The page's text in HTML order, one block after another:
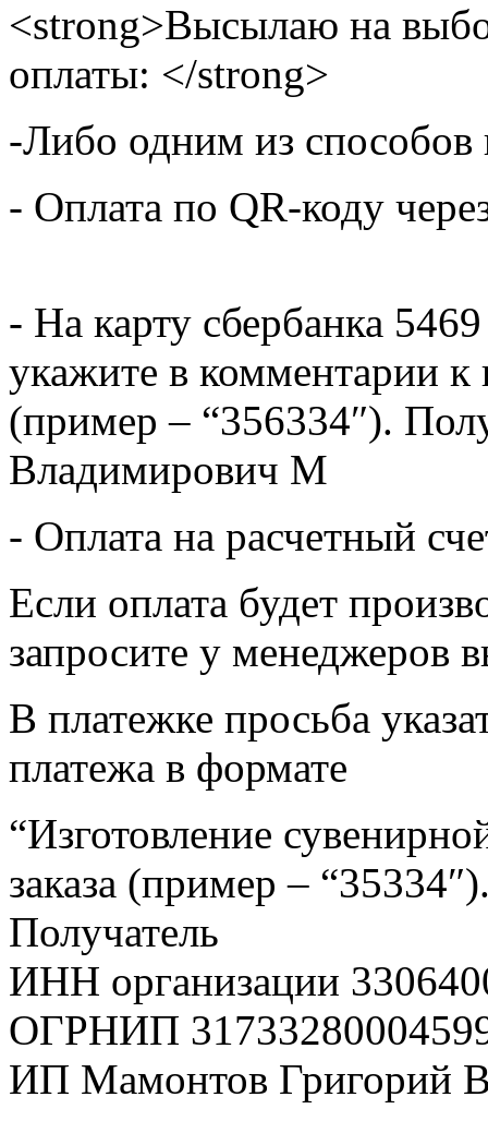
<strong>Высылаю на
оплаты: </strong>
-Либо одним из
- Оплата по QR-коду
- На карту сбербанка
укажите в комментарии к
(пример – “356334″).
Владимирович М
- Оплата на расчетный
Если оплата будет
запросите у менеджеров
В платежке просьба
платежа в формате
“Изготовление
заказа (пример –
Получатель
ИНН организации
ОГРНИП
ИП Мамонтов Григорий